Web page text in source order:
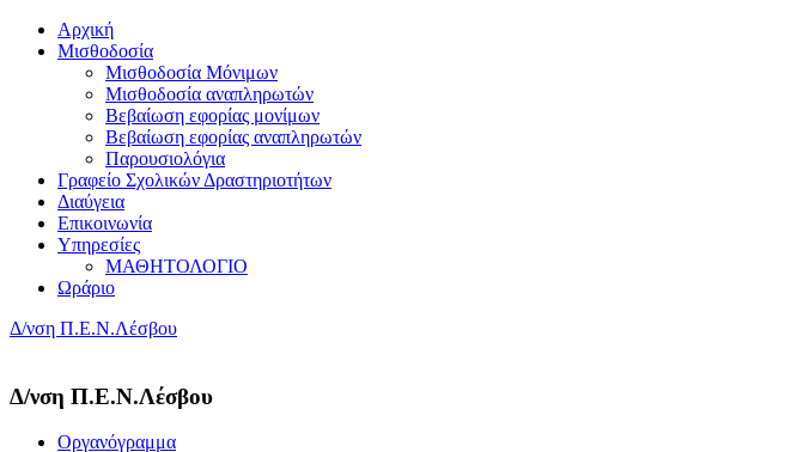
Αρχική
Μισθοδοσία
Μισθοδοσία Μόνιμων
Μισθοδοσία αναπληρωτών
Βεβαίωση εφορίας μονίμων
Βεβαίωση εφορίας αναπληρωτών
Παρουσιολόγια
Γραφείο Σχολικών Δραστηριοτήτων
Διαύγεια
Επικοινωνία
Υπηρεσίες
ΜΑΘΗΤΟΛΟΓΙΟ
Ωράριο
Δ/νση Π.Ε.Ν.Λέσβου
Δ/νση Π.Ε.Ν.Λέσβου
Οργανόγραμμα